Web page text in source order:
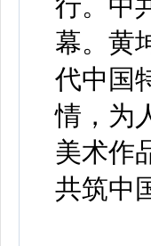
幕。黄
代中国
情，为
美术作
共筑中